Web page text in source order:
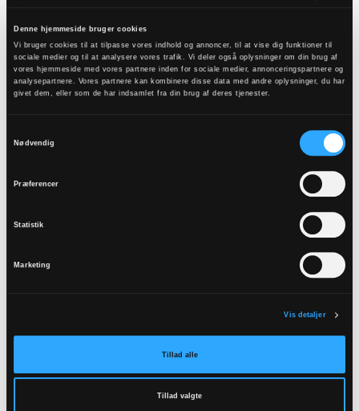
Denne hjemmeside bruger cookies
Vi bruger cookies til at tilpasse vores indhold og annoncer, til at vise dig funktioner til
sociale medier og til at analysere vores trafik. Vi deler også oplysninger om din brug af
vores hjemmeside med vores partnere inden for sociale medier, annonceringspartnere og
analysepartnere. Vores partnere kan kombinere disse data med andre oplysninger, du har
givet dem, eller som de har indsamlet fra din brug af deres tjenester.
Nødvendig
Præferencer
Statistik
Marketing
Vis detaljer
Tillad alle
Tillad valgte